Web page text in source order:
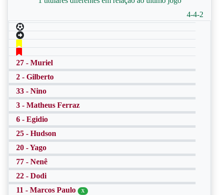
4-4-2
27 - Muriel
2 - Gilberto
33 - Nino
3 - Matheus Ferraz
6 - Egidio
25 - Hudson
20 - Yago
77 - Nenê
22 - Dodi
11 - Marcos Paulo
X